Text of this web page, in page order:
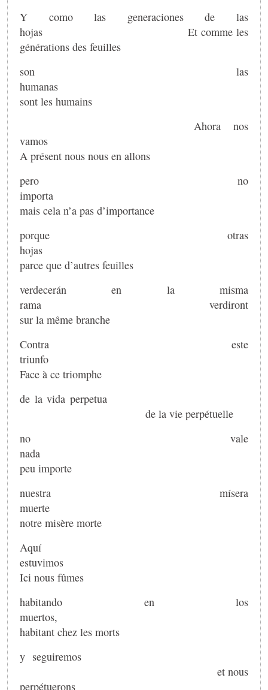
Y como las generaciones de las
hojas Et comme les
générations des feuilles
son las
sont les humains
Ahora nos
A présent nous nous en allons
pero no
mais cela n’a pas d’importance
porque otras
parce que d’autres feuilles
verdecerán en la misma
rama verdiront
sur la même branche
Contra este
Face à ce triomphe
de la vida perpetua
de la vie perpétuelle
no vale
peu importe
nuestra mísera
muerte
notre misère morte
Aquí
Ici nous fûmes
habitando en los
muertos,
habitant chez les morts
y seguiremos
et nous
perpétuerons